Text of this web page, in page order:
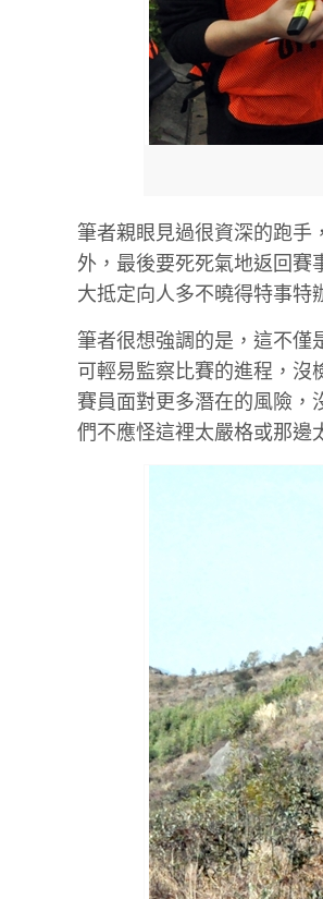
筆者親眼見過很資深的跑手
外，最後要死死氣地返回賽
大抵定向人多不曉得特事特
筆者很想強調的是，這不僅
可輕易監察比賽的進程，沒
賽員面對更多潛在的風險，
們不應怪這裡太嚴格或那邊